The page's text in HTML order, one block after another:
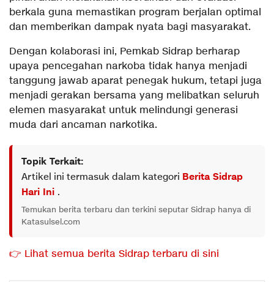
berkala guna memastikan program berjalan optimal
dan memberikan dampak nyata bagi masyarakat.
Dengan kolaborasi ini, Pemkab Sidrap berharap
upaya pencegahan narkoba tidak hanya menjadi
tanggung jawab aparat penegak hukum, tetapi juga
menjadi gerakan bersama yang melibatkan seluruh
elemen masyarakat untuk melindungi generasi
muda dari ancaman narkotika.
Topik Terkait:
Artikel ini termasuk dalam kategori Berita Sidrap
Hari Ini .
Temukan berita terbaru dan terkini seputar Sidrap hanya di
Katasulsel.com
👉 Lihat semua berita Sidrap terbaru di sini